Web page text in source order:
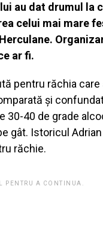
au dat drumul la
celui mai mare
ar fi.
pentru răchia care
şi
30-40 de grade
gât. Istoricul
răchie.
PENTRU A CONTINUA.